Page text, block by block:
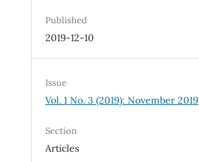
Published
2019-12-10
Issue
Vol. 1 No. 3 (2019): November 2019
Section
Articles